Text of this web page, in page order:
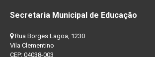
Secretaria Municipal de Educação
Rua Borges Lagoa, 1230
Vila Clementino
CEP: 04038-003